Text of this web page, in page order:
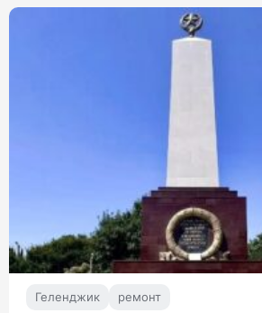
Геленджик ремонт